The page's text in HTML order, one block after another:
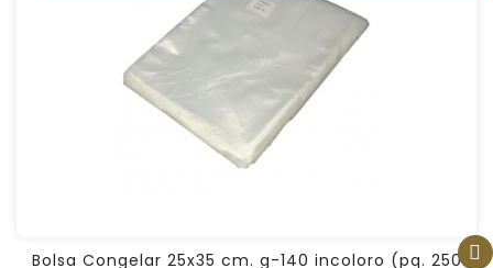
Bolsa Congelar 25x35 cm. g-140 incoloro (pq. 250